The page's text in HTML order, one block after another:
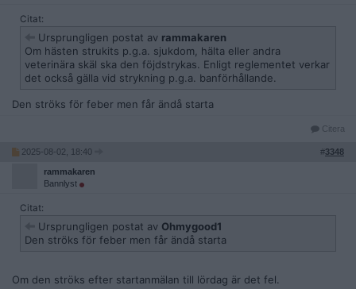
Citat:
Ursprungligen postat av rammakaren
Om hästen strukits p.g.a. sjukdom, hälta eller andra
veterinära skäl ska den föjdstrykas. Enligt reglementet verkar
det också gälla vid strykning p.g.a. banförhållande.
Den ströks för feber men får ändå starta
Citera
2025-08-02, 18:40 #3348
rammakaren
Bannlyst
Citat:
Ursprungligen postat av Ohmygood1
Den ströks för feber men får ändå starta
Om den ströks efter startanmälan till lördag är det fel.